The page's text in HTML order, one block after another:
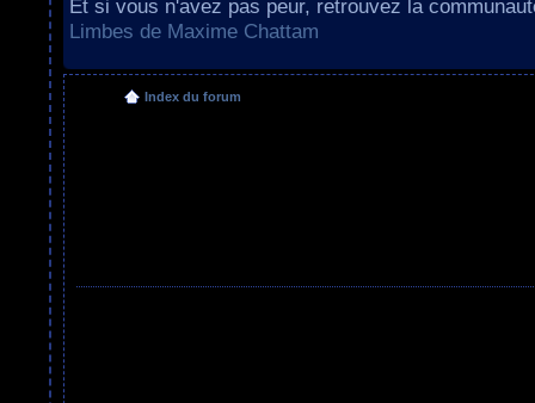
Et si vous n'avez pas peur, retrouvez la
Limbes de Maxime Chattam
Index du forum